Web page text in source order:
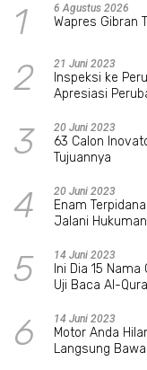
1 6 Agustus 2026
Wapres Gibran
2 21 Juni 2023
Inspeksi ke
Apresiasi
3 20 Juni 2023
63 Calon
Tujuannya
4 20 Juni 2023
Enam
Jalani
5 14 Juni 2023
Ini Dia 15
Uji Baca Al-
6 14 Juni 2023
Motor Anda
Langsung